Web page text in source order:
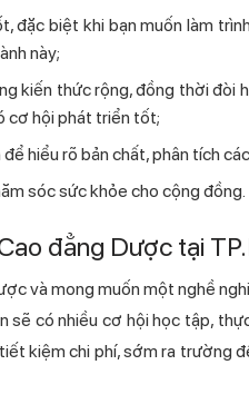
đặc biệt khi bạn muốn làm
này;
kiến thức rộng, đồng thời đòi
cơ hội phát triển tốt;
hiểu rõ bản chất, phân tích
sóc sức khỏe cho cộng đồng.
đẳng Dược tại
và mong muốn một nghề
sẽ có nhiều cơ hội học tập,
kiệm chi phí, sớm ra trường